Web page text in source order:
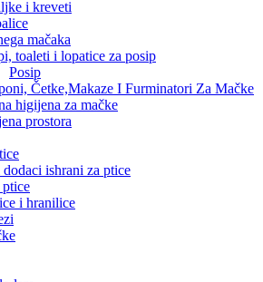
i kreveti
mačaka
toaleti i lopatice za posip
Posip
Četke,Makaze I Furminatori Za Mačke
higijena za mačke
prostora
dodaci ishrani za ptice
ptice
i hranilice